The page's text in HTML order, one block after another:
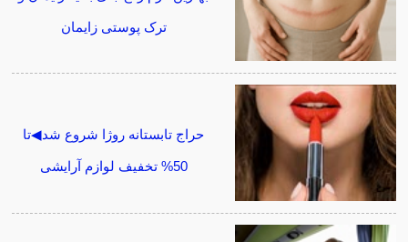
ترک پوستی زایمان
حراج تابستانه روژا شروع شد◀تا
50% تخفیف لوازم آرایشی